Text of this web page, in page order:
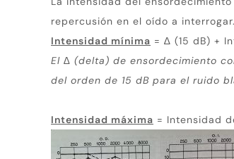
repercusión en el oído a interrogar.
Intensidad mínima = ∆ (15 dB) +
El ∆ (delta) de ensordecimiento
del orden de 15 dB para el ruido
Intensidad máxima = Intensidad